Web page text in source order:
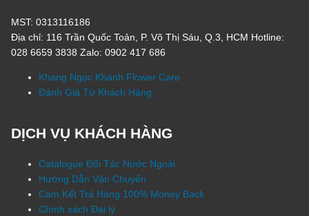
MST: 0313116186
Địa chỉ: 116 Trần Quốc Toản, P. Võ Thị Sáu, Q.3, HCM Hotline:
028 6659 3838 Zalo: 0902 417 686
Khang Ngọc Khánh Flower Care
Đánh Giá Từ Khách Hàng
DỊCH VỤ KHÁCH HÀNG
Catalogue Đối Tác Nước Ngoài
Hướng Dẫn Vận Chuyển
Cam Kết Trả Hàng 100% Money Back
Chính sách Đại lý